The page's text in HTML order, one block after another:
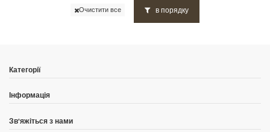
Очистити все в порядку
Категорії
Інформація
Зв'яжіться з нами